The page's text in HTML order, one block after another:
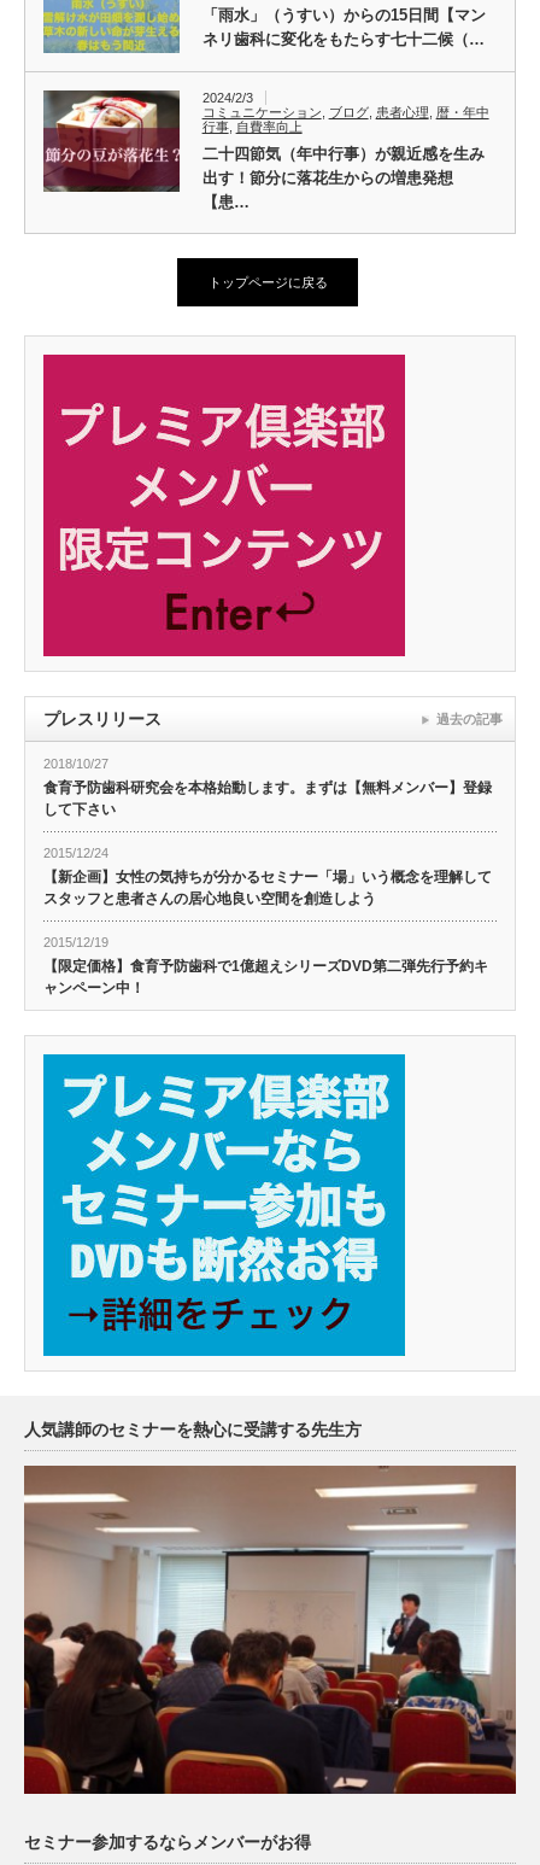
「雨水」（うすい）からの15日間【マン
ネリ歯科に変化をもたらす七十二候（…
2024/2/3
コミュニケーション
ブログ, 患者心理
暦・年中
行事, 自費率向上
二十四節気（年中行事）が親近感を生み
出す！節分に落花生からの増患発想
【患…
トップページに戻る
プレスリリース
2018/10/27
食育予防歯科研究会を本格始動します。まずは【無料メンバー】登録
して下さい
2015/12/24
【新企画】女性の気持ちが分かるセミナー「場」いう概念を理解して
スタッフと患者さんの居心地良い空間を創造しよう
2015/12/19
【限定価格】食育予防歯科で1億超えシリーズDVD第二弾先行予約キ
ャンペーン中！
過去の記事
人気講師のセミナーを熱心に受講する先生方
セミナー参加するならメンバーがお得